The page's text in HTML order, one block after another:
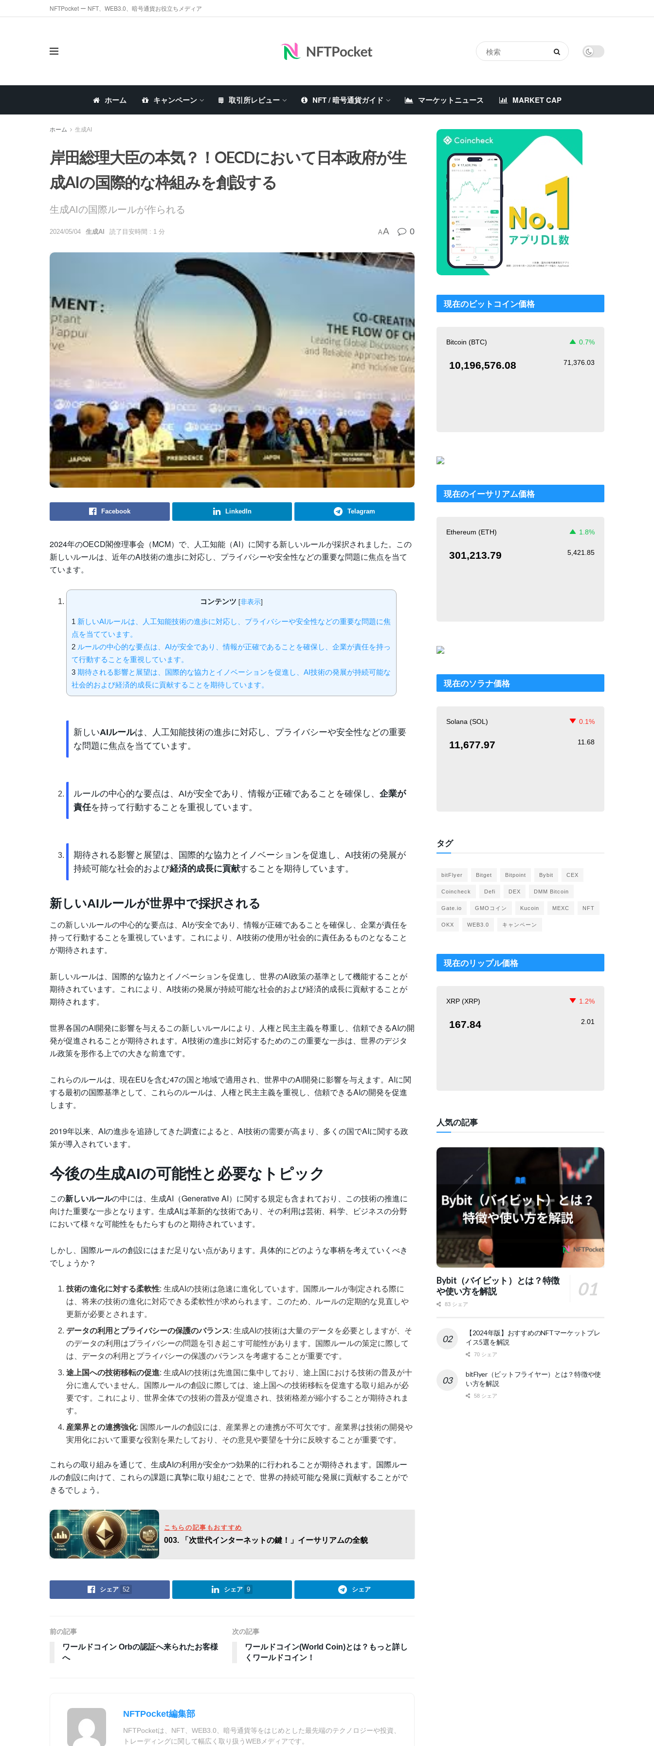
NFTPocket ー NFT、WEB3.0、暗号通貨お役立ちメディア
ホーム キャンペーン 取引所レビュー NFT / 暗号通貨ガイド マーケットニュース MARKET CAP
ホーム 生成AI
岸田総理大臣の本気？！OECDにおいて日本政府が生
成AIの国際的な枠組みを創設する
生成AIの国際ルールが作られる
2024/05/04 生成AI 読了目安時間 : 1 分 AA 0
Facebook LinkedIn Telagram
2024年のOECD閣僚理事会（MCM）で、人工知能（AI）に関する新しいルールが採択されました。この
新しいルールは、近年のAI技術の進歩に対応し、プライバシーや安全性などの重要な問題に焦点を当て
ています。
コンテンツ [非表示]
1 新しいAIルールは、人工知能技術の進歩に対応し、プライバシーや安全性などの重要な問題に焦
点を当てています。
2 ルールの中心的な要点は、AIが安全であり、情報が正確であることを確保し、企業が責任を持っ
て行動することを重視しています。
3 期待される影響と展望は、国際的な協力とイノベーションを促進し、AI技術の発展が持続可能な
社会的および経済的成長に貢献することを期待しています。
新しいAIルールは、人工知能技術の進歩に対応し、プライバシーや安全性などの重要
な問題に焦点を当てています。
ルールの中心的な要点は、AIが安全であり、情報が正確であることを確保し、企業が
責任を持って行動することを重視しています。
期待される影響と展望は、国際的な協力とイノベーションを促進し、AI技術の発展が
持続可能な社会的および経済的成長に貢献することを期待しています。
新しいAIルールが世界中で採択される
この新しいルールの中心的な要点は、AIが安全であり、情報が正確であることを確保し、企業が責任を
持って行動することを重視しています。これにより、AI技術の使用が社会的に責任あるものとなること
が期待されます。
新しいルールは、国際的な協力とイノベーションを促進し、世界のAI政策の基準として機能することが
期待されています。これにより、AI技術の発展が持続可能な社会的および経済的成長に貢献することが
期待されます。
世界各国のAI開発に影響を与えるこの新しいルールにより、人権と民主主義を尊重し、信頼できるAIの開
発が促進されることが期待されます。AI技術の進歩に対応するためのこの重要な一歩は、世界のデジタ
ル政策を形作る上での大きな前進です。
これらのルールは、現在EUを含む47の国と地域で適用され、世界中のAI開発に影響を与えます。AIに関
する最初の国際基準として、これらのルールは、人権と民主主義を重視し、信頼できるAIの開発を促進
します。
2019年以来、AIの進歩を追跡してきた調査によると、AI技術の需要が高まり、多くの国でAIに関する政
策が導入されています。
今後の生成AIの可能性と必要なトピック
この新しいルールの中には、生成AI（Generative AI）に関する規定も含まれており、この技術の推進に
向けた重要な一歩となります。生成AIは革新的な技術であり、その利用は芸術、科学、ビジネスの分野
において様々な可能性をもたらすものと期待されています。
しかし、国際ルールの創設にはまだ足りない点があります。具体的にどのような事柄を考えていくべき
でしょうか？
技術の進化に対する柔軟性: 生成AIの技術は急速に進化しています。国際ルールが制定される際に
は、将来の技術の進化に対応できる柔軟性が求められます。このため、ルールの定期的な見直しや
更新が必要とされます。
データの利用とプライバシーの保護のバランス: 生成AIの技術は大量のデータを必要としますが、そ
のデータの利用はプライバシーの問題を引き起こす可能性があります。国際ルールの策定に際して
は、データの利用とプライバシーの保護のバランスを考慮することが重要です。
途上国への技術移転の促進: 生成AIの技術は先進国に集中しており、途上国における技術の普及が十
分に進んでいません。国際ルールの創設に際しては、途上国への技術移転を促進する取り組みが必
要です。これにより、世界全体での技術の普及が促進され、技術格差が縮小することが期待されま
す。
産業界との連携強化: 国際ルールの創設には、産業界との連携が不可欠です。産業界は技術の開発や
実用化において重要な役割を果たしており、その意見や要望を十分に反映することが重要です。
これらの取り組みを通じて、生成AIの利用が安全かつ効果的に行われることが期待されます。国際ルー
ルの創設に向けて、これらの課題に真摯に取り組むことで、世界の持続可能な発展に貢献することがで
きるでしょう。
こちらの記事もおすすめ
003. 「次世代インターネットの鍵！」イーサリアムの全貌
シェア 52 シェア 9 シェア
前の記事
ワールドコイン Orbの認証へ来られたお客様
へ
次の記事
ワールドコイン(World Coin)とは？もっと詳し
くワールドコイン！
NFTPocket編集部
NFTPocketは、NFT、WEB3.0、暗号通貨等をはじめとした最先端のテクノロジーや投資、
トレーディングに関して幅広く取り扱うWEBメディアです。
現在のビットコイン価格
Bitcoin (BTC) 0.7%
10,196,576.08 71,376.03
現在のイーサリアム価格
Ethereum (ETH) 1.8%
301,213.79 5,421.85
現在のソラナ価格
Solana (SOL) 0.1%
11,677.97 11.68
タグ
bitFlyer Bitget Bitpoint Bybit CEX
Coincheck Defi DEX DMM Bitcoin
Gate.io GMOコイン Kucoin MEXC NFT
OKX WEB3.0 キャンペーン
現在のリップル価格
XRP (XRP) 1.2%
167.84 2.01
人気の記事
Bybit（バイビット）とは？特徴
や使い方を解説
83 シェア
【2024年版】おすすめのNFTマーケットプレ
イス5選を解説
70 シェア
bitFlyer（ビットフライヤー）とは？特徴や使
い方を解説
58 シェア